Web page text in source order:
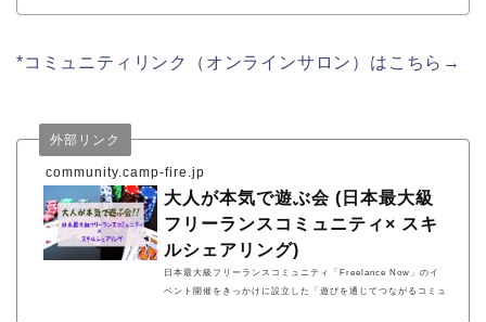
*コミュニティリンク（オンラインサロン）はこちら→
community.camp-fire.jp
外部リンク
大人が本気で遊ぶ会 (日本最大級
フリーランスコミュニティ× スキ
ルシェアリング)
日本最大級フリーランスコミュニティ「Freelance Now」のイ
ベント開催をきっかけに設立した「遊びを通じてつながるコミュ